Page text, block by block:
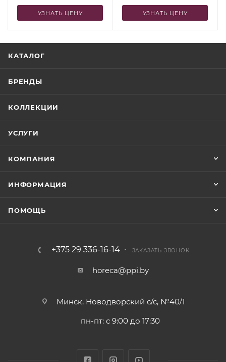
УЗНАТЬ ЦЕНУ УЗНАТЬ ЦЕНУ
КАТАЛОГ
БРЕНДЫ
КОЛЛЕКЦИИ
УСЛУГИ
КОМПАНИЯ
ИНФОРМАЦИЯ
ПОМОЩЬ
+375 29 336-16-14 ЗАКАЗАТЬ ЗВОНОК
horeca@ppi.by
Минск, Новодворский с/с, №40/1
пн-пт: с 9:00 до 17:30